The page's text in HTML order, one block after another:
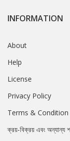
INFORMATION
About
Help
License
Privacy Policy
Terms & Condition
ক্রয়-বিক্রয় এবং অন্যান্য